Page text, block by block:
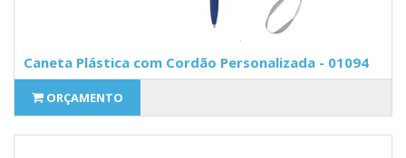
Caneta Plástica com Cordão Personalizada - 01094
ORÇAMENTO